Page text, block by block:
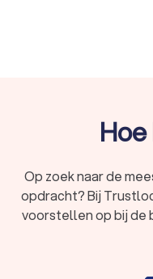
Aanbouw, uitbouw
deel aan-, uit- of
van de woonkamer
Nieuwbouw: bij
Op zoek naar de
opdracht? Bij
voorstellen op bij de